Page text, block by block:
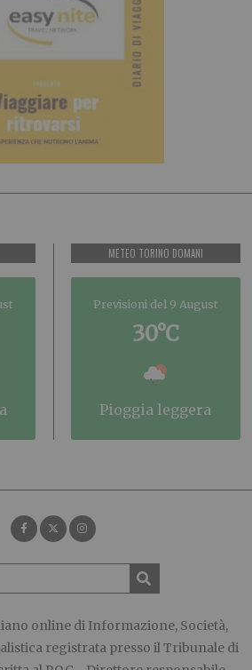
METEO TORINO DOMANI
Previsioni del 9 August
30°C
pioggia leggera
online di Informazione, Società,
registrata presso il Tribunale di